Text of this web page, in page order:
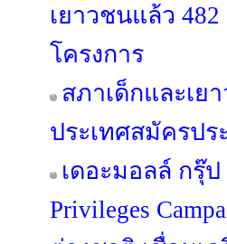
เยาวชนแล้ว
โครงการ
สภาเด็กและเย
ประเทศสมัครป
เดอะมอลล์ กรุ๊
Privileges